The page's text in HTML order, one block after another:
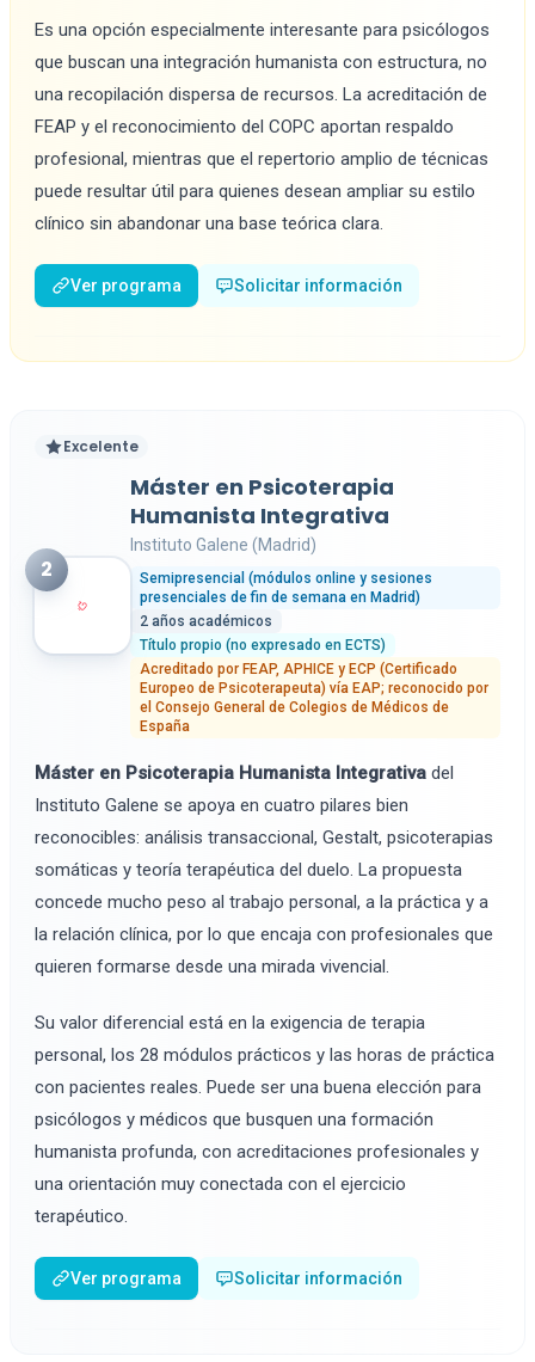
Es una opción especialmente interesante para psicólogos
que buscan una integración humanista con estructura, no
una recopilación dispersa de recursos. La acreditación de
FEAP y el reconocimiento del COPC aportan respaldo
profesional, mientras que el repertorio amplio de técnicas
puede resultar útil para quienes desean ampliar su estilo
clínico sin abandonar una base teórica clara.
Ver programa Solicitar información
Excelente
2
Máster en Psicoterapia
Humanista Integrativa
Instituto Galene (Madrid)
Semipresencial (módulos online y sesiones
presenciales de fin de semana en Madrid)
2 años académicos
Título propio (no expresado en ECTS)
Acreditado por FEAP, APHICE y ECP (Certificado
Europeo de Psicoterapeuta) vía EAP; reconocido por
el Consejo General de Colegios de Médicos de
España
Máster en Psicoterapia Humanista Integrativa del
Instituto Galene se apoya en cuatro pilares bien
reconocibles: análisis transaccional, Gestalt, psicoterapias
somáticas y teoría terapéutica del duelo. La propuesta
concede mucho peso al trabajo personal, a la práctica y a
la relación clínica, por lo que encaja con profesionales que
quieren formarse desde una mirada vivencial.
Su valor diferencial está en la exigencia de terapia
personal, los 28 módulos prácticos y las horas de práctica
con pacientes reales. Puede ser una buena elección para
psicólogos y médicos que busquen una formación
humanista profunda, con acreditaciones profesionales y
una orientación muy conectada con el ejercicio
terapéutico.
Ver programa Solicitar información